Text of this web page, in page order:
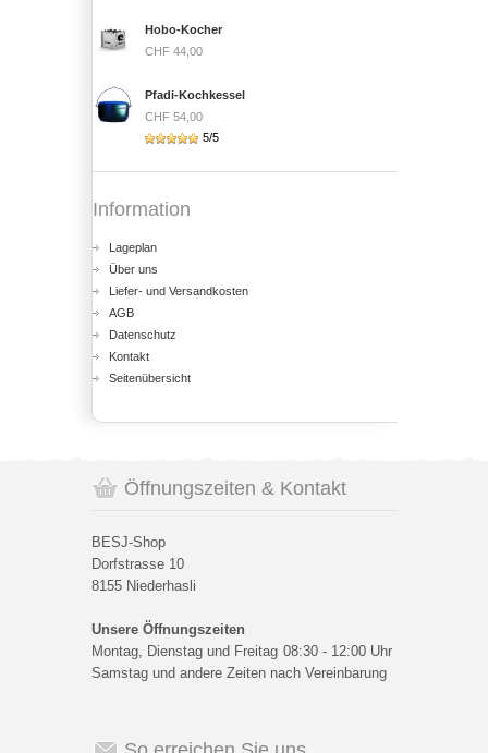
Hobo-Kocher
CHF 44,00
Pfadi-Kochkessel
CHF 54,00
5/5
Information
Lageplan
Über uns
Liefer- und Versandkosten
AGB
Datenschutz
Kontakt
Seitenübersicht
Öffnungszeiten & Kontakt
BESJ-Shop
Dorfstrasse 10
8155 Niederhasli
Unsere Öffnungszeiten
Montag, Dienstag und Freitag 08:30 - 12:00 Uhr
Samstag und andere Zeiten nach Vereinbarung